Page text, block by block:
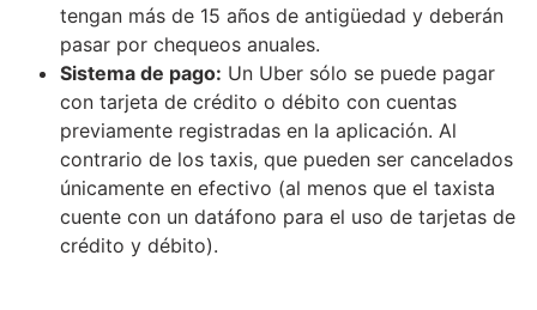
tengan más de 15 años de antigüedad y deberán
pasar por chequeos anuales.
Sistema de pago: Un Uber sólo se puede pagar
con tarjeta de crédito o débito con cuentas
previamente registradas en la aplicación. Al
contrario de los taxis, que pueden ser cancelados
únicamente en efectivo (al menos que el taxista
cuente con un datáfono para el uso de tarjetas de
crédito y débito).